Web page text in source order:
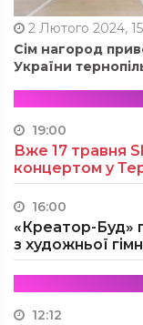
2 Лютого 2024,
Сім нагород
України
19:00
Вже 17 травня
концертом у
16:00
«Креатор-Буд»
з художньої
12:12